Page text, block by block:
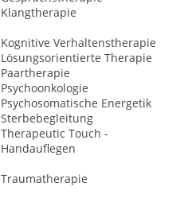
Klangtherapie
Kognitive Verhaltenstherapie
Lösungsorientierte Therapie
Paartherapie
Psychoonkologie
Psychosomatische Energetik
Sterbebegleitung
Therapeutic Touch -
Handauflegen
Traumatherapie